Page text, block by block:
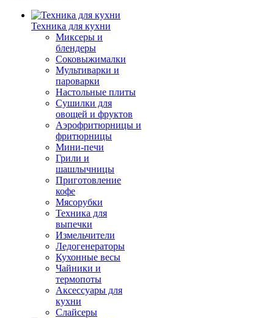
Техника для кухни
Миксеры и
блендеры
Соковыжималки
Мультиварки и
пароварки
Настольные плиты
Сушилки для
овощей и фруктов
Аэрофритюрницы и
фритюрницы
Мини-печи
Грили и
шашлычницы
Приготовление
кофе
Мясорубки
Техника для
выпечки
Измельчители
Ледогенераторы
Кухонные весы
Чайники и
термопоты
Аксессуары для
кухни
Слайсеры